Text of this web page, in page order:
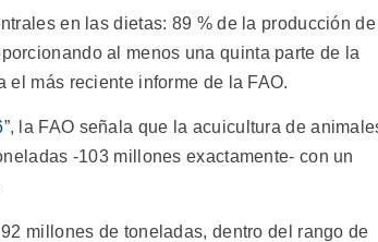
en las dietas: 89 % de la producción de
al menos una quinta parte de la
el más reciente informe de la FAO.
”, la FAO señala que la acuicultura de
-103 millones exactamente- con un
millones de toneladas, dentro del rango de